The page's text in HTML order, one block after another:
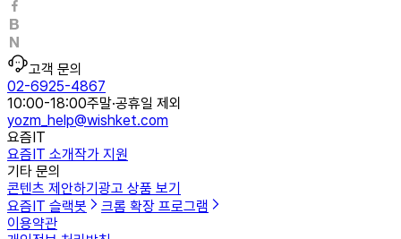
고객 문의
02-6925-4867
10:00-18:00주말·공휴일 제외
yozm_help@wishket.com
요즘IT
요즘IT 소개작가 지원
기타 문의
콘텐츠 제안하기광고 상품 보기
요즘IT 슬랙봇
크롬 확장 프로그램
이용약관